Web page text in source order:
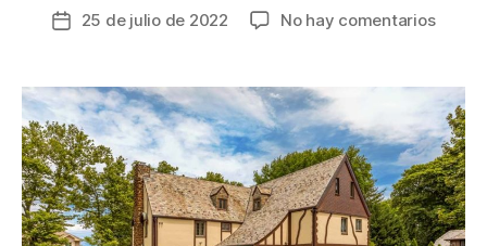
Fecha
entrada
25 de julio de 2022 No hay comentariosen
50
años
de
la
Airbnb